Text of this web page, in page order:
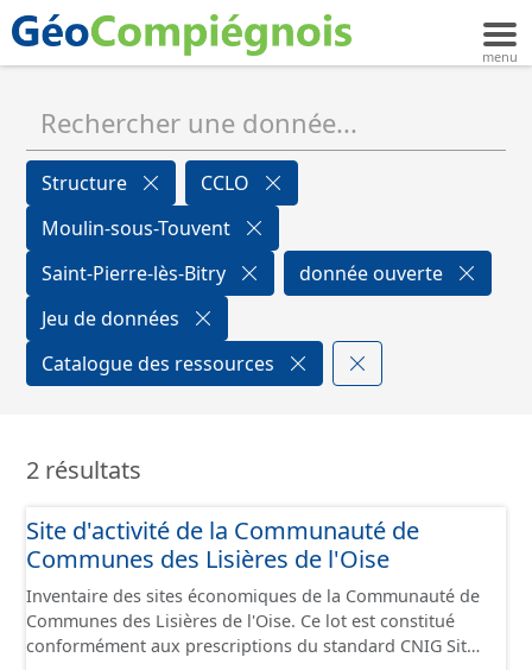
Structure
CCLO
Moulin-sous-Touvent
Saint-Pierre-lès-Bitry
donnée ouverte
Jeu de données
Catalogue des ressources
2 résultats
Site d'activité de la Communauté de
Communes des Lisières de l'Oise
Inventaire des sites économiques de la Communauté de
Communes des Lisières de l'Oise. Ce lot est constitué
conformément aux prescriptions du standard CNIG Sites